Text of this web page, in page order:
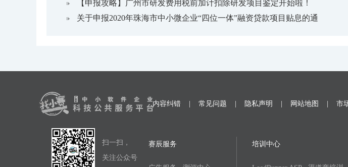
【申报攻略】广州市研发费用税前加计扣除研发项目鉴定开始啦！
关于申报2020年珠海市中小微企业“四位一体”融资贷款项目贴息的通
扫一扫，
关注公众号
内容纠错 常见问题 隐私声明 网站地图 市
赛辰服务 培训中心